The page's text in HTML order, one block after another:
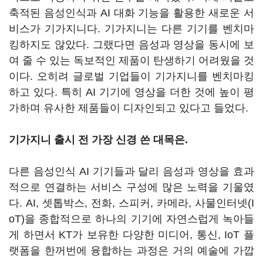
축적된 음성인식과 AI 대화 기능을 활용한 새로운 서
비스가 기가지니다. 기가지니는 다른 기기를 벤치마
킹하지도 않았다. 그랬다면 음성과 영상을 동시에 보
여 줄 수 있는 독보적인 제품이 탄생하기 어려웠을 것
이다. 오히려 글로벌 기업들이 기가지니를 벤치마킹
하고 있다. 특히 AI 기기에 영상을 더한 것에 높이 평
가하며 유사한 제품들이 디자인되고 있다고 들었다.
기가지니 출시 전 가장 신경 쓴 대목은.
다른 음성인식 AI 기기들과 달리 음성과 영상을 효과
적으로 연결하는 서비스 구성에 많은 노력을 기울였
다. AI, 셋톱박스, 전화, 스피커, 카메라, 사물인터넷(I
oT)을 종합적으로 하나의 기기에 자연스럽게 녹아들
게 하면서 KT가 보유한 다양한 미디어, 통신, IoT 플
랫폼을 한꺼번에 융합하는 과정은 거의 예술에 가깝